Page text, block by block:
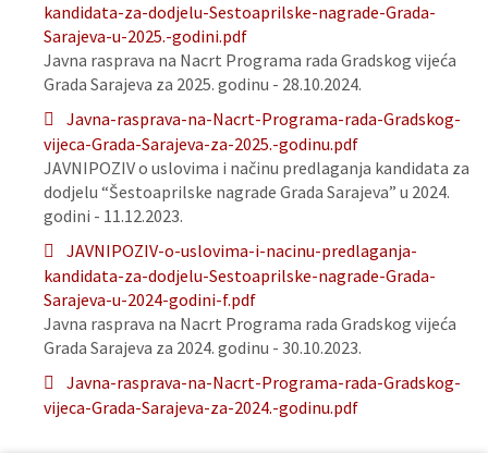
kandidata-za-dodjelu-Sestoaprilske-nagrade-Grada-
Sarajeva-u-2025.-godini.pdf
Javna rasprava na Nacrt Programa rada Gradskog vijeća
Grada Sarajeva za 2025. godinu - 28.10.2024.
Javna-rasprava-na-Nacrt-Programa-rada-Gradskog-
vijeca-Grada-Sarajeva-za-2025.-godinu.pdf
JAVNIPOZIV o uslovima i načinu predlaganja kandidata za
dodjelu “Šestoaprilske nagrade Grada Sarajeva” u 2024.
godini - 11.12.2023.
JAVNIPOZIV-o-uslovima-i-nacinu-predlaganja-
kandidata-za-dodjelu-Sestoaprilske-nagrade-Grada-
Sarajeva-u-2024-godini-f.pdf
Javna rasprava na Nacrt Programa rada Gradskog vijeća
Grada Sarajeva za 2024. godinu - 30.10.2023.
Javna-rasprava-na-Nacrt-Programa-rada-Gradskog-
vijeca-Grada-Sarajeva-za-2024.-godinu.pdf